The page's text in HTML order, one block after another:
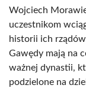
Wojciech
uczestnikom
historii ich
Gawędy mają na
ważnej dynastii,
podzielone na